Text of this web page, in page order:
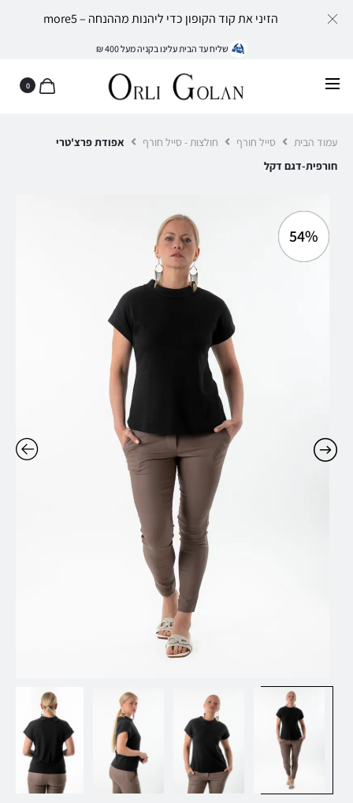
שליח עד הבית עלינו בקניה מעל 400 ₪
0
עמוד הבית סייל חורף חולצות - סייל חורף
אפודת פרצ'טרי
חורפית-דגם דקל
54%
הזיני את קוד הקופון כדי ליהנות מההנחה – more5